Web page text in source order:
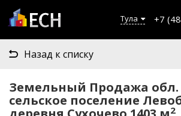
Тула +7
Назад к списку
Земельный Продажа обл.
сельское поселение
2